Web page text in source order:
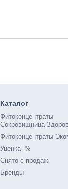
Каталог
Фитоконцентраты
Сокровищница
Фитоконцентраты
Уценка -%
Снято с продажі
Бренды